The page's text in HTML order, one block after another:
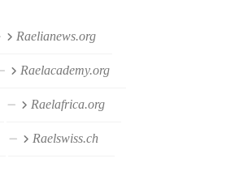
Raelianews.org
Raelacademy.org
Raelafrica.org
Raelswiss.ch